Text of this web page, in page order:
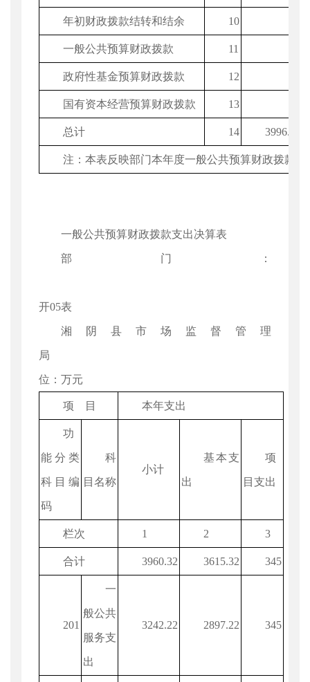
年初财政拨款结转和结余 10
一般公共预算财政拨款 11
政府性基金预算财政拨款 12
国有资本经营预算财政拨款 13
总计 14 3996.32
注：本表反映部门本年度一般公共预算财政拨款
一般公共预算财政拨款支出决算表
部门：
开05表
湘阴县市场监督管理
局
位：万元
项 目 本年支出
功
能分类
科目编
码
科
目名称
小计
基本支
出
项
目支出
栏次 1 2 3
合计 3960.32 3615.32 345
201
一
般公共
服务支
出
3242.22 2897.22 345